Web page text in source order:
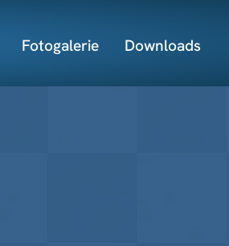
Fotogalerie Downloads